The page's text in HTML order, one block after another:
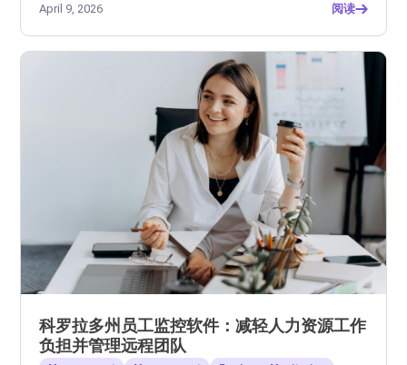
April 9, 2026 阅读
科罗拉多州员工监控软件：减轻人力资源工作
负担并管理远程团队